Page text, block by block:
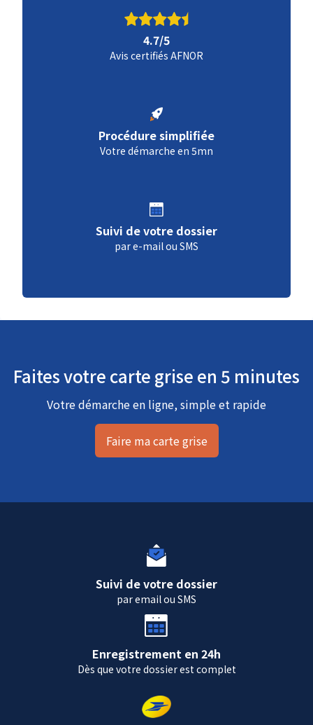
4.7/5
Avis certifiés AFNOR
Procédure simplifiée
Votre démarche en 5mn
Suivi de votre dossier
par e-mail ou SMS
Faites votre carte grise en 5 minutes
Votre démarche en ligne, simple et rapide
Faire ma carte grise
Suivi de votre dossier
par email ou SMS
Enregistrement en 24h
Dès que votre dossier est complet